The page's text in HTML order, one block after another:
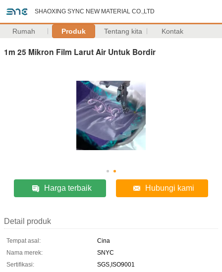
SHAOXING SYNC NEW MATERIAL CO.,LTD
Rumah Produk Tentang kita Kontak
1m 25 Mikron Film Larut Air Untuk Bordir
Harga terbaik Hubungi kami
Detail produk
Tempat asal:
Cina
Nama merek:
SNYC
Sertifikasi:
SGS,ISO9001